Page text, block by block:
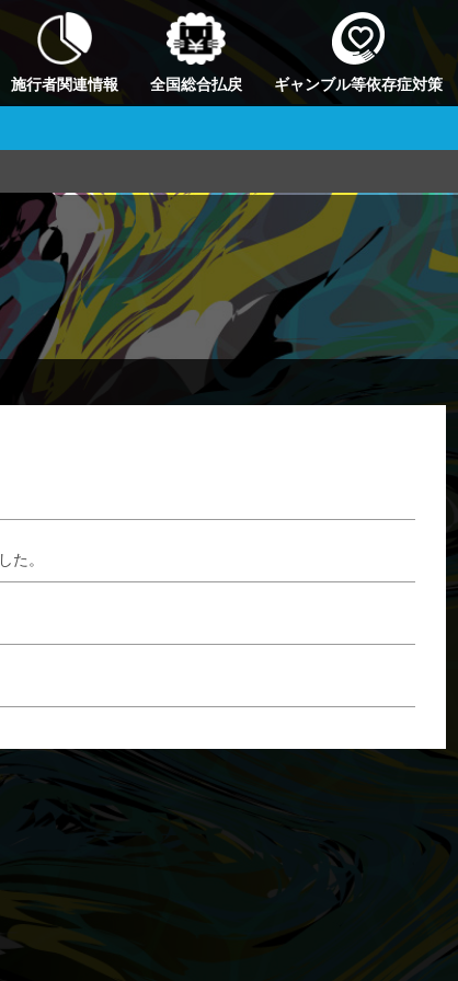
施行者関連情報 全国総合払戻 ギャンブル等依存症対策
た。